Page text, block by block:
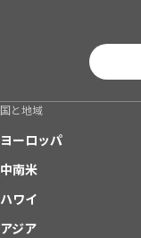
国と地域
ヨーロッパ
中南米
ハワイ
アジア